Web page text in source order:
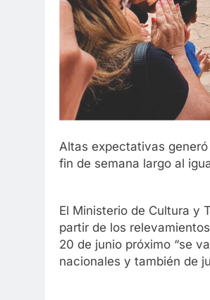
Altas expectativas
fin de semana largo al
El Ministerio de Cultura y
partir de los
20 de junio próximo “se
nacionales y también de